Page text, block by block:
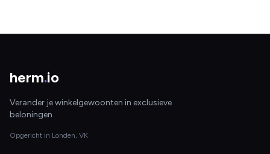
herm.io
Verander je winkelgewoonten in exclusieve
beloningen
Opgericht in Londen, VK